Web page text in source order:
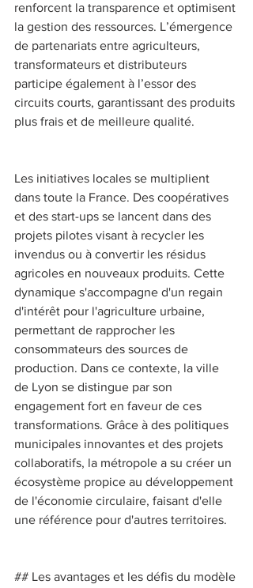
renforcent la transparence et optimisent
la gestion des ressources. L’émergence
de partenariats entre agriculteurs,
transformateurs et distributeurs
participe également à l’essor des
circuits courts, garantissant des produits
plus frais et de meilleure qualité.
Les initiatives locales se multiplient
dans toute la France. Des coopératives
et des start-ups se lancent dans des
projets pilotes visant à recycler les
invendus ou à convertir les résidus
agricoles en nouveaux produits. Cette
dynamique s'accompagne d'un regain
d'intérêt pour l'agriculture urbaine,
permettant de rapprocher les
consommateurs des sources de
production. Dans ce contexte, la ville
de Lyon se distingue par son
engagement fort en faveur de ces
transformations. Grâce à des politiques
municipales innovantes et des projets
collaboratifs, la métropole a su créer un
écosystème propice au développement
de l'économie circulaire, faisant d'elle
une référence pour d'autres territoires.
## Les avantages et les défis du modèle